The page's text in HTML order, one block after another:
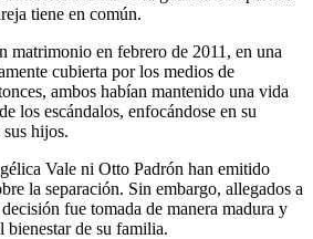
tiene en común.
matrimonio en febrero de 2011, en una
cubierta por los medios de
ambos habían mantenido una vida
los escándalos, enfocándose en su
hijos.
Vale ni Otto Padrón han emitido
la separación. Sin embargo, allegados a
fue tomada de manera madura y
bienestar de su familia.